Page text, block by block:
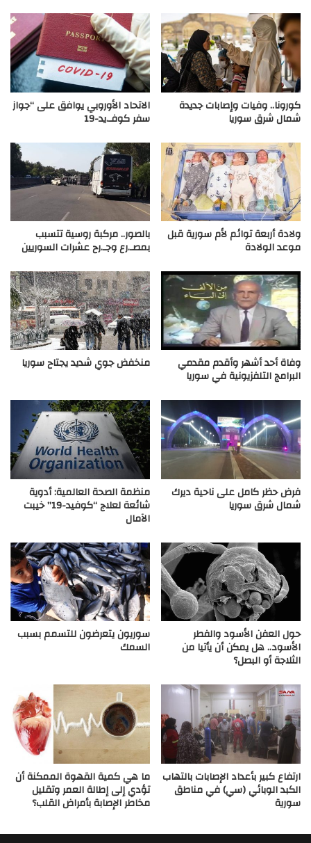
كورونا.. وفيات وإصابات جديدة
شمال شرق سوريا
الاتحاد الأوروبي يوافق على “جواز
سفر كوفـ.يد-19
ولادة أربعة توائم لأم سورية قبل
موعد الولادة
بالصور.. مركبة روسية تتسبب
بمصـ.رع وجـ.رح عشرات السوريين
وفاة أحد أشهر وأقدم مقدمي
البرامج التلفزيونية في سوريا
منخفض جوي شديد يجتاح سوريا
فرض حظر كامل على ناحية ديرك
شمال شرق سوريا
منظمة الصحة العالمية: أدوية
شائعة لعلاج “كوفيد-19” خيبت
الآمال
حول العفن الأسود والفطر
الأسود.. هل يمكن أن يأتيا من
الثلاجة أو البصل؟
سوريون يتعرضون للتسمم بسبب
السمك
ارتفاع كبير بأعداد الإصابات بالتهاب
الكبد الوبائي (سي) في مناطق
سورية
ما هي كمية القهوة الممكنة أن
تؤدي إلى إطالة العمر وتقليل
مخاطر الإصابة بأمراض القلب؟